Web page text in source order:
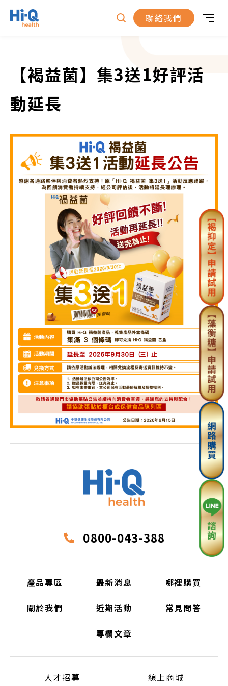
褐抑定Olifuco®
照護輔助
肌膚護理
新聞報導
得獎與國際認證
哪裡購買
網路平台購買
全台門市
全球據點
關於我們
品牌故事
得獎紀錄
企業永續
近期活動
常見問答
專欄文章
聯絡我們
【褐益菌】集3送1好評活
動延長
0800-043-388
產品專區 最新消息 哪裡購買
關於我們 近期活動 常見問答
專欄文章
人才招募 線上商城
姓名*
稱謂*
先生
聯絡地址*
年齡*
使用目的*
方便聯絡時段*
週一上午
週三下午
週五上午
週五下午
客服單位將致電確保消費者
身體健康
若至電3次均無撥通，將取消申請資格，